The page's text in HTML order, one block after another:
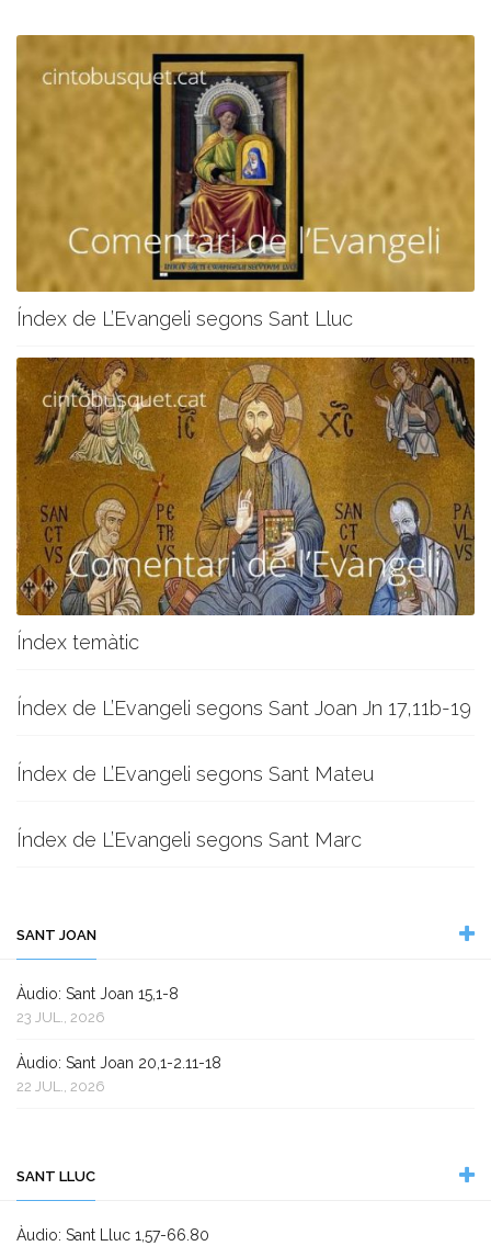
Índex de L’Evangeli segons Sant Lluc
Índex temàtic
Índex de L’Evangeli segons Sant Joan Jn 17,11b-19
Índex de L’Evangeli segons Sant Mateu
Índex de L’Evangeli segons Sant Marc
SANT JOAN
Àudio: Sant Joan 15,1-8
23 JUL., 2026
Àudio: Sant Joan 20,1-2.11-18
22 JUL., 2026
SANT LLUC
Àudio: Sant Lluc 1,57-66.80